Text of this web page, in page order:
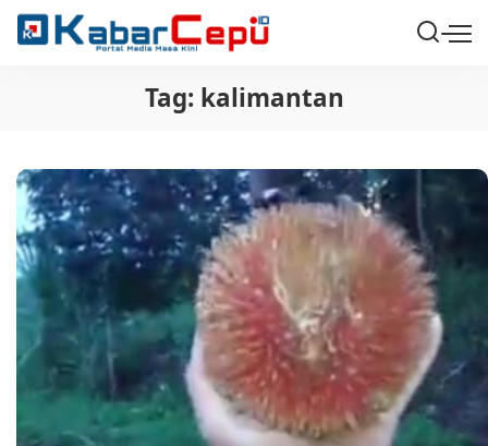
Tag: kalimantan